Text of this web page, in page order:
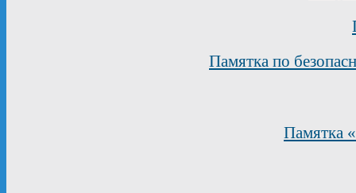
Памятка по
Памятка